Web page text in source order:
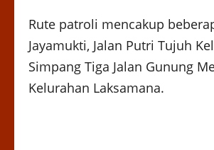
Rute patroli mencakup
Jayamukti, Jalan Putri Tujuh
Simpang Tiga Jalan Gunung
Kelurahan Laksamana.